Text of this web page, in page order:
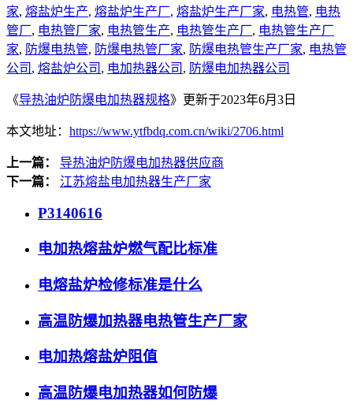
家, 熔盐炉生产, 熔盐炉生产厂, 熔盐炉生产厂家, 电热管, 电热
管厂, 电热管厂家, 电热管生产, 电热管生产厂, 电热管生产厂
家, 防爆电热管, 防爆电热管厂家, 防爆电热管生产厂家, 电热管
公司 , 熔盐炉公司 , 电加热器公司 , 防爆电加热器公司
《导热油炉防爆电加热器规格》更新于2023年6月3日
本文地址： https://www.ytfbdq.com.cn/wiki/2706.html
上一篇：
导热油炉防爆电加热器供应商
下一篇：
江苏熔盐电加热器生产厂家
P3140616
电加热熔盐炉燃气配比标准
电熔盐炉检修标准是什么
高温防爆加热器电热管生产厂家
电加热熔盐炉阻值
高温防爆电加热器如何防爆